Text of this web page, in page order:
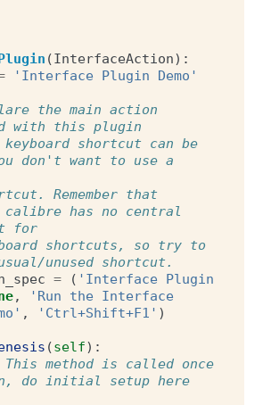
(InterfaceAction):
'Interface Plugin Demo'
the main action
with this plugin
keyboard shortcut can be
don't want to use a
Remember that
has no central
for
shortcuts, so try to
unused shortcut.
= ( 'Interface Plugin
,
'Run the Interface
, 'Ctrl+Shift+F1' )
(self):
This method is called once
do initial setup here